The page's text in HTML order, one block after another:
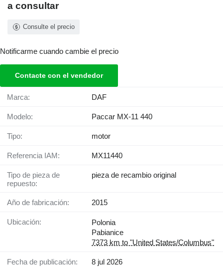
a consultar
Consulte el precio
Notificarme cuando cambie el precio
Contacte con el vendedor
Marca: DAF
Modelo: Paccar MX-11 440
Tipo: motor
Referencia IAM: MX11440
Tipo de pieza de
repuesto:
pieza de recambio original
Año de fabricación: 2015
Ubicación:
Polonia
Pabianice
7373 km to "United States/Columbus"
Fecha de publicación: 8 jul 2026